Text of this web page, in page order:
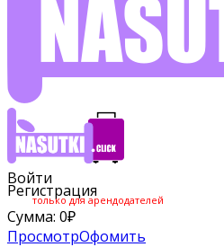
Войти
Регистрация
только для арендодателей
Сумма: 0₽
ПросмотрОфомить